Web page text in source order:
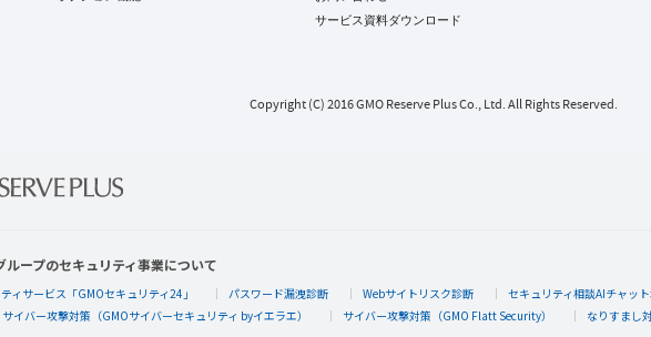
サービス資料ダウンロード
Copyright (C) 2016 GMO Reserve Plus Co., Ltd. All Rights Reserved.
ープのセキュリティ事業について
ィサービス「GMOセキュリティ24」 パスワード漏洩診断 Webサイトリスク診断
セキュリティ相談AIチャッ
サイバー攻撃対策（GMOサイバーセキュリティ byイエラエ） サイバー攻撃対策（GMO Flatt Security） なりすまし